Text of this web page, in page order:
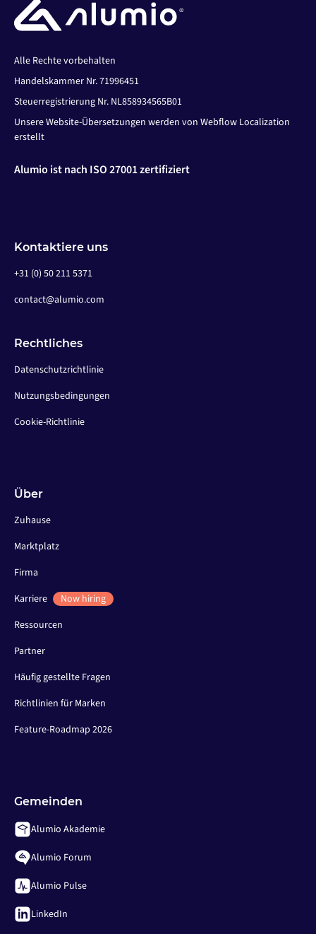
Alle Rechte vorbehalten
Handelskammer Nr. 71996451
Steuerregistrierung Nr. NL858934565B01
Unsere Website-Übersetzungen werden von Webflow Localization
erstellt
Alumio ist nach ISO 27001 zertifiziert
Kontaktiere uns
+31 (0) 50 211 5371
contact@alumio.com
Rechtliches
Datenschutzrichtlinie
Nutzungsbedingungen
Cookie-Richtlinie
Über
Zuhause
Marktplatz
Firma
Karriere
Now hiring
Ressourcen
Partner
Häufig gestellte Fragen
Richtlinien für Marken
Feature-Roadmap 2026
Gemeinden
Alumio Akademie
Alumio Forum
Alumio Pulse
LinkedIn